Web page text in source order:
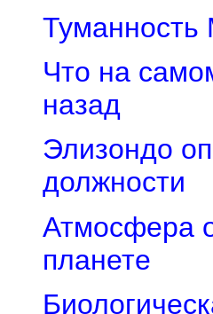
Туманность
Что на
назад
Элизондо
должности
Атмосфера
планете